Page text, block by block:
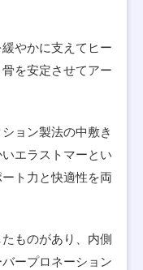
やかに支えてヒー
を安定させてアー
ョン製法の中敷き
エラストマーとい
ト力と快適性を両
ものがあり、内側
ープロネーション